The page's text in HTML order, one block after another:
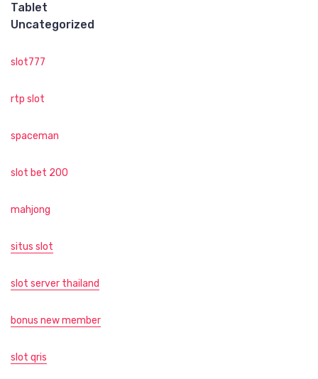
Tablet
Uncategorized
slot777
rtp slot
spaceman
slot bet 200
mahjong
situs slot
slot server thailand
bonus new member
slot qris